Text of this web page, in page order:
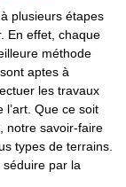
plusieurs étapes
En effet, chaque
méthode
aptes à
les travaux
Que ce soit
notre savoir-faire
types de terrains.
par la